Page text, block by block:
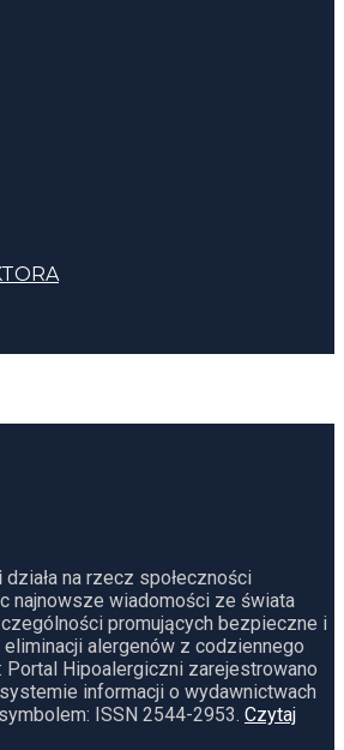
działa na rzecz społeczności
najnowsze wiadomości ze świata
promujących bezpieczne i
alergenów z codziennego
Portal Hipoalergiczni zarejestrowano
informacji o wydawnictwach
ISSN 2544-2953. Czytaj